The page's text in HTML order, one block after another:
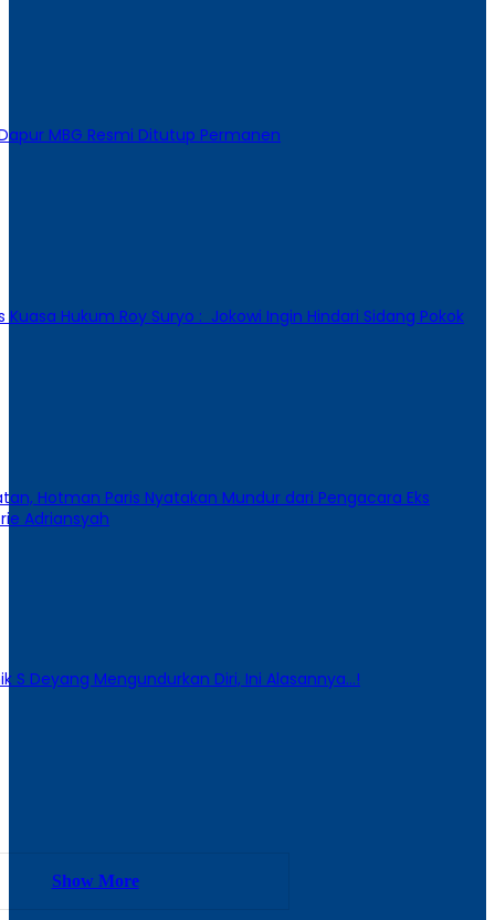
MBG Resmi Ditutup Permanen
Kuasa Hukum Roy Suryo : Jokowi Ingin Hindari Sidang Pokok
Hotman Paris Nyatakan Mundur dari Pengacara Eks
Adriansyah
S Deyang Mengundurkan Diri, Ini Alasannya…!
Show More